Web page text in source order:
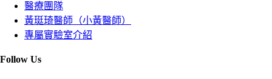
醫療團隊
黃珽琦醫師（小黃醫師）
專屬實驗室介紹
Follow Us